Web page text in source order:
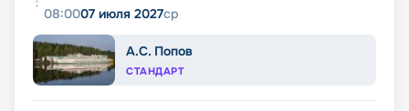
08:0007 июля 2027ср
А.С. Попов
СТАНДАРТ